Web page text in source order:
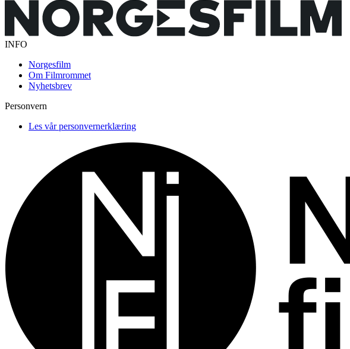
INFO
Norgesfilm
Om Filmrommet
Nyhetsbrev
Personvern
Les vår personvernerklæring